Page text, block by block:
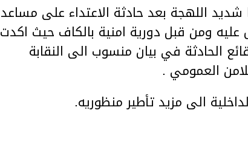
شديد اللهجة بعد حادثة الاعتداء على مساعد
عليه ومن قبل دورية امنية بالكاف حيث اكدت
الحادثة في بيان منسوب الى النقابة
العمومي .
الى مزيد تأطير منظوريه.